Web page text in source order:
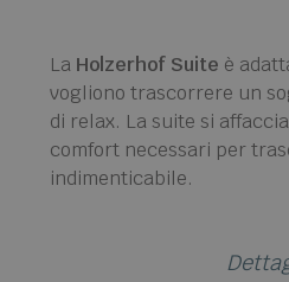
La Holzerhof Suite è
vogliono trascorrere un
di relax. La suite si
comfort necessari per
indimenticabile.